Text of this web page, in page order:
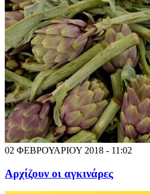
02 ΦΕΒΡΟΥΑΡΙΟΥ 2018 - 11:02
Αρχίζουν οι αγκινάρες